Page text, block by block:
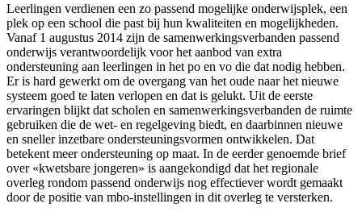
Leerlingen verdienen een zo passend mogelijke onderwijsplek, een
plek op een school die past bij hun kwaliteiten en mogelijkheden.
Vanaf 1 augustus 2014 zijn de samenwerkingsverbanden passend
onderwijs verantwoordelijk voor het aanbod van extra
ondersteuning aan leerlingen in het po en vo die dat nodig hebben.
Er is hard gewerkt om de overgang van het oude naar het nieuwe
systeem goed te laten verlopen en dat is gelukt. Uit de eerste
ervaringen blijkt dat scholen en samenwerkingsverbanden de ruimte
gebruiken die de wet- en regelgeving biedt, en daarbinnen nieuwe
en sneller inzetbare ondersteuningsvormen ontwikkelen. Dat
betekent meer ondersteuning op maat. In de eerder genoemde brief
over «kwetsbare jongeren» is aangekondigd dat het regionale
overleg rondom passend onderwijs nog effectiever wordt gemaakt
door de positie van mbo-instellingen in dit overleg te versterken.